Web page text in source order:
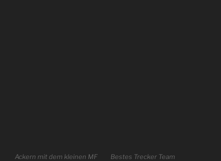
Ackern mit dem kleinen MF
Bestes Trecker Team